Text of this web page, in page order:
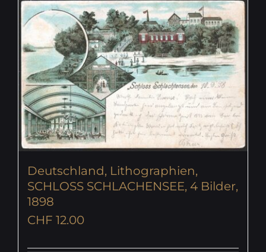
Deutschland, Lithographien,
SCHLOSS SCHLACHENSEE, 4 Bilder,
1898
CHF 12.00